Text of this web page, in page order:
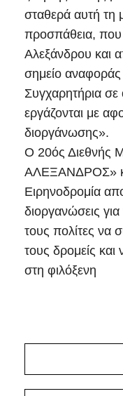
σταθερά αυτή τη
προσπάθεια, που
Αλεξάνδρου και
σημείο αναφοράς
Συγχαρητήρια σε
εργάζονται με
διοργάνωσης».
Ο 20ός Διεθνής
ΑΛΕΞΑΝΔΡΟΣ»
Ειρηνοδρομία
διοργανώσεις
τους πολίτες να
τους δρομείς
στη φιλόξενη